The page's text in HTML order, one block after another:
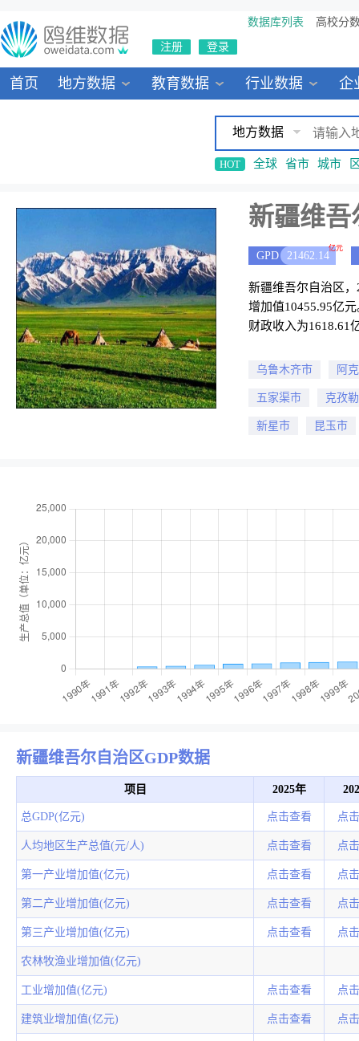
数据库列表 高校分
注册 登录
首页 地方数据 教育数据 行业数据 企
地方数据
HOT 全球 省市 城市
新疆维
GPD 21462.14
亿元
新疆维吾尔自治区
增加值10455.95亿
财政收入为1618.61
乌鲁木齐市 阿
五家渠市 克孜
新星市 昆玉市
新疆维吾尔自治区GDP数据
项目 2025年
总GDP(亿元) 点击查看 点
人均地区生产总值(元/人) 点击查看 点
第一产业增加值(亿元) 点击查看 点
第二产业增加值(亿元) 点击查看 点
第三产业增加值(亿元) 点击查看 点
农林牧渔业增加值(亿元)
工业增加值(亿元) 点击查看 点
建筑业增加值(亿元) 点击查看 点